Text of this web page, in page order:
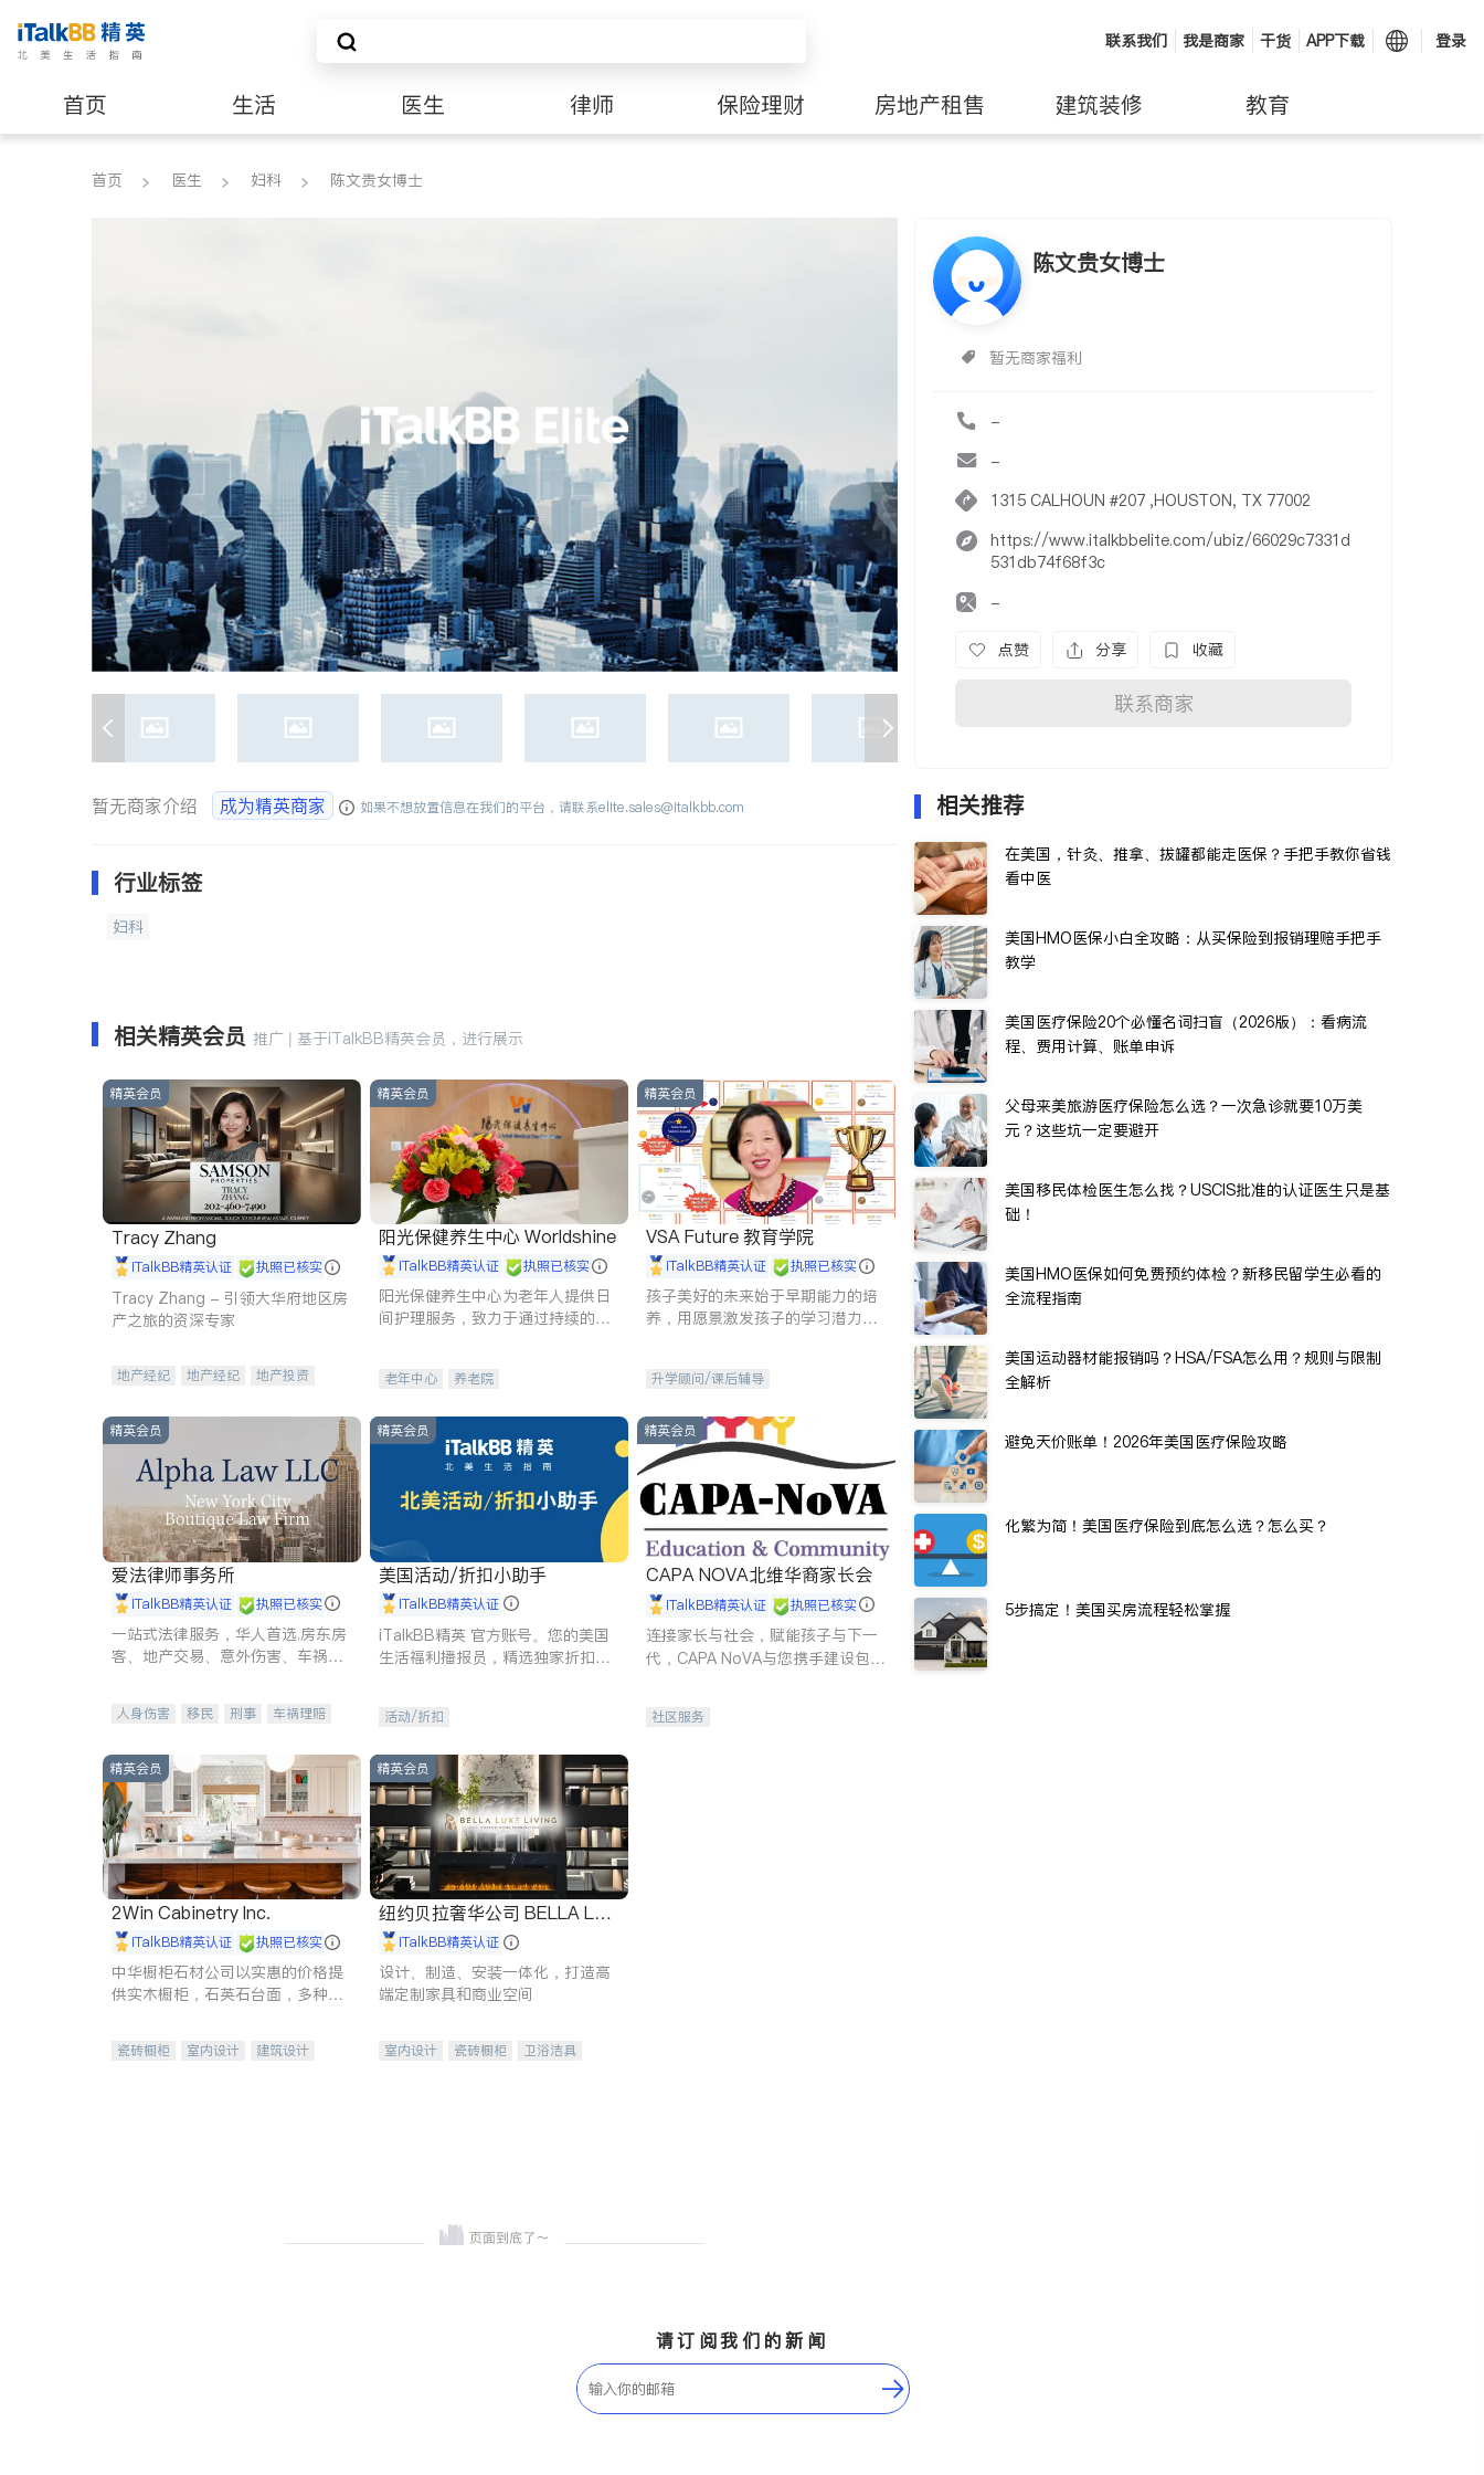
联系我们 我是商家 干货 APP下载 登录
首页 生活 医生 律师 保险理财 房地产租售 建筑装修 教育
养老 非盈利组织
首页 医生 妇科 陈文贵女博士
陈文贵女博士
暂无商家福利
-
-
1315 CALHOUN #207 ,HOUSTON, TX 77002
https://www.italkbbelite.com/ubiz/66029c7331d
531db74f68f3c
-
点赞 分享 收藏
联系商家
暂无商家介绍 成为精英商家 如果不想放置信息在我们的平台，请联系elite.sales@italkbb.com
行业标签
妇科
相关精英会员 推广 | 基于iTalkBB精英会员，进行展示
精英会员
Tracy Zhang
iTalkBB精英认证 执照已核实
Tracy Zhang - 引领大华府地区房
产之旅的资深专家
地产经纪 地产经纪
地产投资
精英会员
阳光保健养生中心 Worldshine
iTalkBB精英认证 执照已核实
阳光保健养生中心为老年人提供日
间护理服务，致力于通过持续的护
老年中心 养老院
精英会员
VSA Future 教育学院
iTalkBB精英认证 执照已核实
孩子美好的未来始于早期能力的培
养，用愿景激发孩子的学习潜力和
升学顾问/课后辅导
精英会员
爱法律师事务所
iTalkBB精英认证 执照已核实
一站式法律服务，华人首选.房东房
客、地产交易、意外伤害、车祸重
人身伤害 移民 刑事
车祸理赔
商标注册
索赔 律师-其它 保释
精英会员
美国活动/折扣小助手
iTalkBB精英认证
iTalkBB精英 官方账号。您的美国
生活福利播报员，精选独家折扣、
活动/折扣
精英会员
CAPA NOVA北维华裔家长会
iTalkBB精英认证 执照已核实
连接家长与社会，赋能孩子与下一
代，CAPA NoVA与您携手建设包
社区服务
精英会员
2Win Cabinetry Inc.
iTalkBB精英认证 执照已核实
中华橱柜石材公司以实惠的价格提
供实木橱柜，石英石台面，多种优
机。品质厨房，家的选择。
瓷砖橱柜 室内设计
建筑设计
精英会员
纽约贝拉奢华公司 BELLA LUX
E iTalkBB精英认证
设计、制造、安装一体化，打造高
端定制家具和商业空间
室内设计 瓷砖橱柜
卫浴洁具
相关推荐
在美国，针灸、推拿、拔罐都能走医保？手把手教你省钱
看中医
美国HMO医保小白全攻略：从买保险到报销理赔手把手
教学
美国医疗保险20个必懂名词扫盲（2026版）：看病流
程、费用计算、账单申诉
父母来美旅游医疗保险怎么选？一次急诊就要10万美
元？这些坑一定要避开
美国移民体检医生怎么找？USCIS批准的认证医生只是基
础！
美国HMO医保如何免费预约体检？新移民留学生必看的
全流程指南
美国运动器材能报销吗？HSA/FSA怎么用？规则与限制
全解析
避免天价账单！2026年美国医疗保险攻略
化繁为简！美国医疗保险到底怎么选？怎么买？
5步搞定！美国买房流程轻松掌握
请订阅我们的新闻